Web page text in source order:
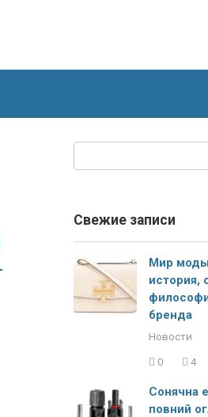
Свежие записи
Мир
история,
бренда
Новости
0
4
Сонячна
повний